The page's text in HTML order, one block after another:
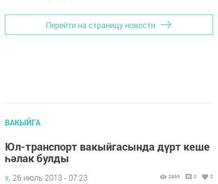
Перейти на страницу новости
ВАКЫЙГА
Юл-транспорт вакыйгасында дүрт кеше
һәлак булды
х, 26 июль 2013 - 07:23 2666 0 0